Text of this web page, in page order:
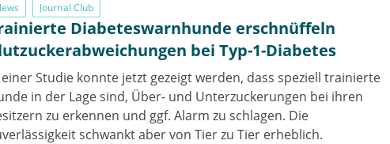
Journal Club
Diabeteswarnhunde erschnüffeln
bei Typ-1-Diabetes
Studie konnte jetzt gezeigt werden, dass speziell trainierte
in der Lage sind, Über- und Unterzuckerungen bei ihren
zu erkennen und ggf. Alarm zu schlagen. Die
schwankt aber von Tier zu Tier erheblich.